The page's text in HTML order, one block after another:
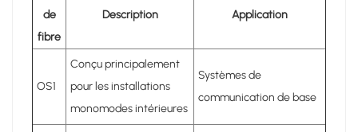
de
fibre
Description Application
OS1
Conçu principalement
pour les installations
monomodes intérieures
Systèmes de
communication de base